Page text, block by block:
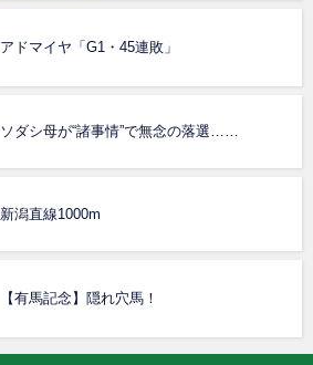
アドマイヤ「G1・45連敗」
ソダシ母が“諸事情”で無念の落選……
新潟直線1000m
【有馬記念】隠れ穴馬！